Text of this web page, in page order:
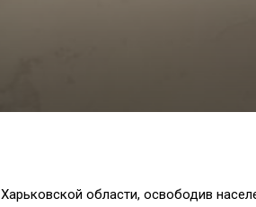
области, освободив